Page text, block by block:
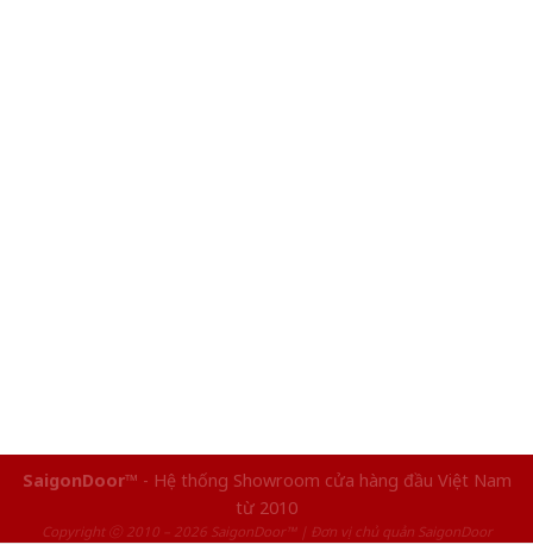
SaigonDoor™ - Hệ thống Showroom cửa hàng đầu Việt Nam
từ 2010
Copyright ⓒ 2010 – 2026 SaigonDoor™ | Đơn vị chủ quản SaigonDoor